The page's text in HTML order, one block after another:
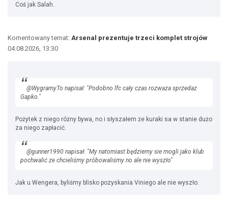
Coś jak Salah.
Komentowany temat: Arsenal prezentuje trzeci komplet strojów
04.08.2026, 13:30
@WygramyTo napisał: "Podobno lfc cały czas rozważa sprzedaż
Gapko."
Pożytek z niego różny bywa, no i słyszałem że kuraki sa w stanie dużo
za niego zapłacić.
@gunner1990 napisał: "My natomiast będziemy sie mogli jako klub
pochwalić ze chcieliśmy próbowaliśmy no ale nie wyszło"
Jak u Wengera, byliśmy blisko pozyskania Viniego ale nie wyszło.